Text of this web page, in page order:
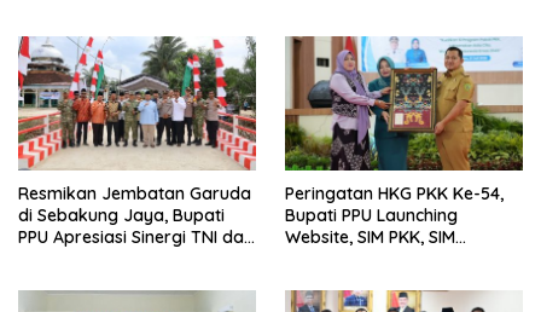
Resmikan Jembatan Garuda
di Sebakung Jaya, Bupati
PPU Apresiasi Sinergi TNI dan
Peringatan HKG PKK Ke-54,
Bupati PPU Launching
Website, SIM PKK, SIM